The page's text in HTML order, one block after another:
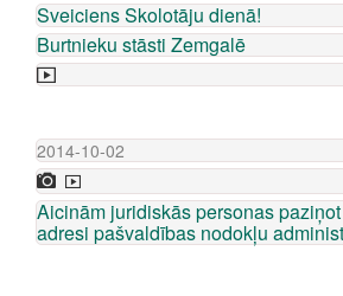
Sveiciens Skolotāju dienā!
Burtnieku stāsti Zemgalē
2014-10-02
Aicinām juridiskās personas
adresi pašvaldības nodokļu